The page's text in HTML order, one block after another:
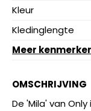
Kleur
Kledinglengte
Meer
OMSCHRIJVING
De 'Mila' van